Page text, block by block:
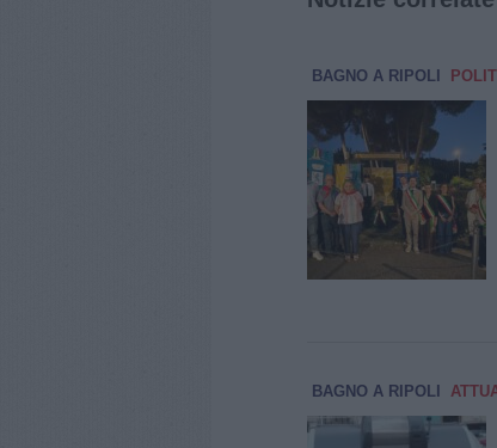
BAGNO A RIPOLI
BAGNO A RIPOLI